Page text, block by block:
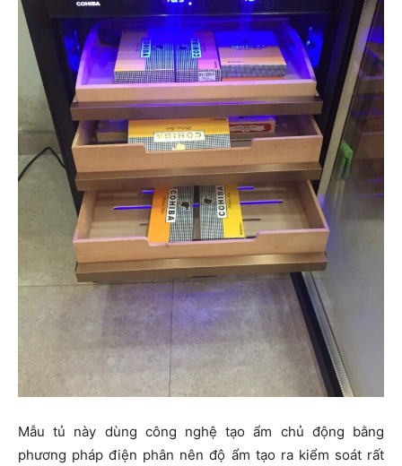
Mẫu tủ này dùng công nghệ tạo ẩm chủ động bằng
phương pháp điện phân nên độ ẩm tạo ra kiểm soát rất